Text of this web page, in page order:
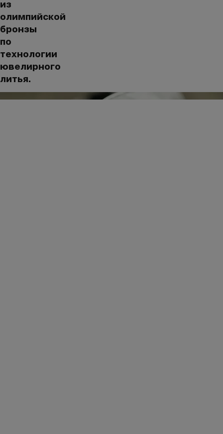
из
олимпийской
бронзы
по
технологии
ювелирного
литья.